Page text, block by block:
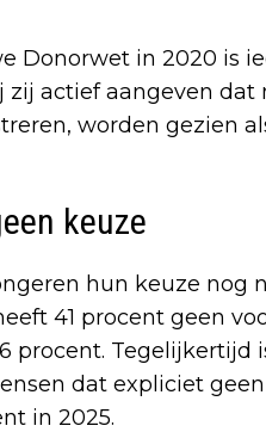
Donorwet in 2020 is
actief aangeven
worden gezien
keuze
hun keuze nog
41 procent geen
procent. Tegelijkertijd
dat expliciet
in 2025.